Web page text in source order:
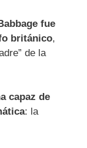
fue
británico,
de la
capaz de
: la